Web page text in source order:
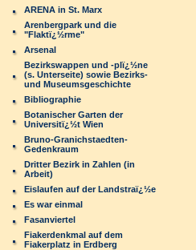
ARENA in St. Marx
Arenbergpark und die
"Flaktï¿½rme"
Arsenal
Bezirkswappen und -plï¿½ne
(s. Unterseite) sowie Bezirks-
und Museumsgeschichte
Bibliographie
Botanischer Garten der
Universitï¿½t Wien
Bruno-Granichstaedten-
Gedenkraum
Dritter Bezirk in Zahlen (in
Arbeit)
Eislaufen auf der Landstraï¿½e
Es war einmal
Fasanviertel
Fiakerdenkmal auf dem
Fiakerplatz in Erdberg